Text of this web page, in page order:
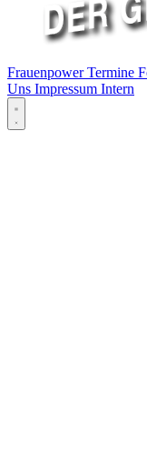
FrauenpowerTermine
Uns Impressum Intern
Menü öffnen